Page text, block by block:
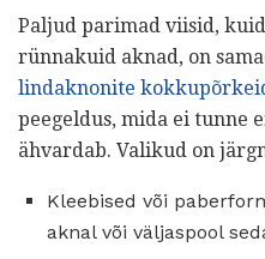
Paljud parimad viisid,
rünnakuid aknad, on
lindaknonite
peegeldus, mida ei tunne
ähvardab. Valikud on
Kleebised või
aknal või väljaspool